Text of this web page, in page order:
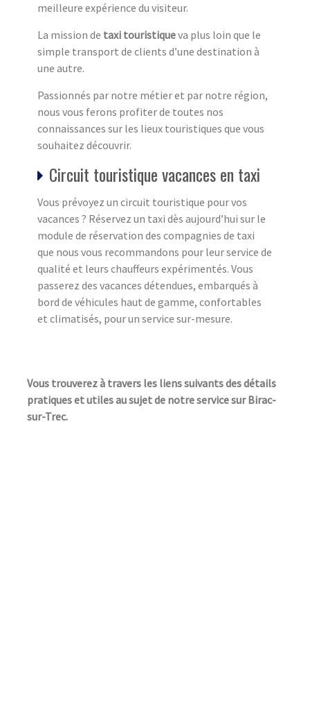
meilleure expérience du visiteur.
La mission de taxi touristiqueva plus loin que le
simple transport de clients d’une destination à
une autre.
Passionnés par notre métier et par notre région,
nous vous ferons profiter de toutes nos
connaissances sur les lieux touristiques que vous
souhaitez découvrir.
Circuit touristique vacances en taxi
Vous prévoyez un circuit touristique pour vos
vacances ? Réservez un taxi dès aujourd’hui sur le
module de réservation des compagnies de taxi
que nous vous recommandons pour leur service de
qualité et leurs chauffeurs expérimentés. Vous
passerez des vacances détendues, embarqués à
bord de véhicules haut de gamme, confortables
et climatisés, pour un service sur-mesure.
Vous trouverez à travers les liens suivants des détails
pratiques et utiles au sujet de notre service sur Birac-
sur-Trec.